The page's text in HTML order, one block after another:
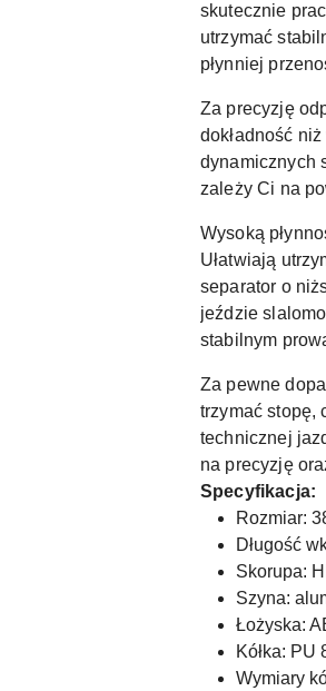
skutecznie
utrzymać
płynniej
Za precyzję
dokładność
dynamicznych
zależy Ci na
Wysoką
Ułatwiają
separator o
jeździe
stabilnym
Za pewne
trzymać stopę,
technicznej
na precyzję
Specyfikacja:
Rozmiar:
Długość
Skorupa:
Szyna:
Łożyska:
Kółka: PU
Wymiary